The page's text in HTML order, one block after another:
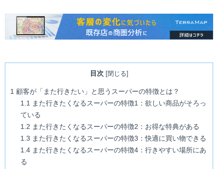
目次 [閉じる]
1 顧客が「また行きたい」と思うスーパーの特徴とは？
1.1
また行きたくなるスーパーの特徴1：欲しい商品がそろっ
ている
1.2 また行きたくなるスーパーの特徴2：お得な特典がある
1.3 また行きたくなるスーパーの特徴3：快適に買い物できる
1.4 また行きたくなるスーパーの特徴4：行きやすい場所にあ
る